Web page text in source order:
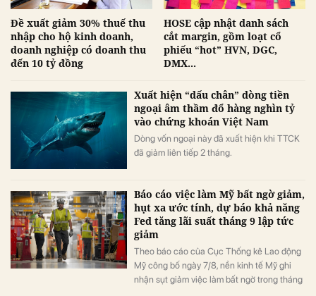
Đề xuất giảm 30% thuế thu
nhập cho hộ kinh doanh,
doanh nghiệp có doanh thu
đến 10 tỷ đồng
HOSE cập nhật danh sách
cắt margin, gồm loạt cổ
phiếu “hot” HVN, DGC,
DMX...
Xuất hiện “dấu chân” dòng tiền
ngoại âm thầm đổ hàng nghìn tỷ
vào chứng khoán Việt Nam
Dòng vốn ngoại này đã xuất hiện khi TTCK
đã giảm liên tiếp 2 tháng.
Báo cáo việc làm Mỹ bất ngờ giảm,
hụt xa ước tính, dự báo khả năng
Fed tăng lãi suất tháng 9 lập tức
giảm
Theo báo cáo của Cục Thống kê Lao động
Mỹ công bố ngày 7/8, nền kinh tế Mỹ ghi
nhận sụt giảm việc làm bất ngờ trong tháng